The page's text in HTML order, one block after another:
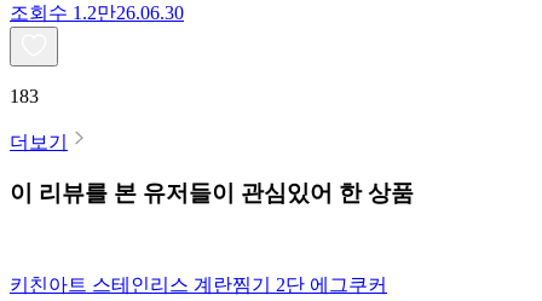
조회수 1.2만26.06.30
183
더보기
이 리뷰를 본 유저들이 관심있어 한 상품
키친아트 스테인리스 계란찜기 2단 에그쿠커